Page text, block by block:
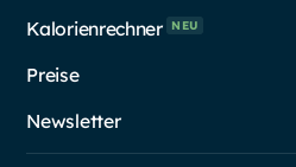
Kalorienrechner NEU
Preise
Newsletter